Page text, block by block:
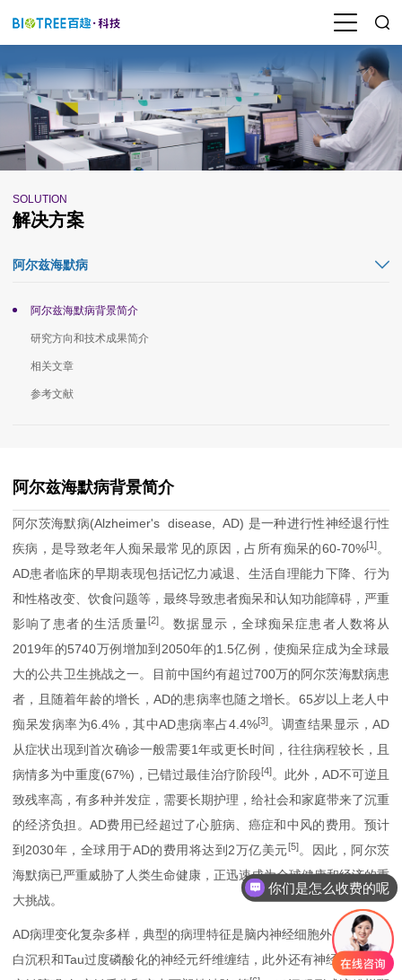
SOLUTION
解决方案
阿尔兹海默病
阿尔兹海默病背景简介
研究方向和技术成果简介
相关文章
参考文献
阿尔兹海默病背景简介
阿尔茨海默病(Alzheimer's disease, AD) 是一种进行性神经退行性
疾病，是导致老年人痴呆最常见的原因，占所有痴呆的60-70%[1]。
AD患者临床的早期表现包括记忆力减退、生活自理能力下降、行为
和性格改变、饮食问题等，最终导致患者痴呆和认知功能障碍，严重
影响了患者的生活质量[2]。数据显示，全球痴呆症患者人数将从
2019年的5740万例增加到2050年的1.5亿例，使痴呆症成为全球最
大的公共卫生挑战之一。目前中国约有超过700万的阿尔茨海默病患
者，且随着年龄的增长，AD的患病率也随之增长。65岁以上老人中
痴呆发病率为6.4%，其中AD患病率占4.4%[3]。调查结果显示，AD
从症状出现到首次确诊一般需要1年或更长时间，往往病程较长，且
病情多为中重度(67%)，已错过最佳治疗阶段[4]。此外，AD不可逆且
致残率高，有多种并发症，需要长期护理，给社会和家庭带来了沉重
的经济负担。AD费用已经超过了心脏病、癌症和中风的费用。预计
到2030年，全球用于AD的费用将达到2万亿美元[5]。因此，阿尔茨
海默病已严重威胁了人类生命健康，正迅速成为全球健康和经济的重
大挑战。
AD病理变化复杂多样，典型的病理特征是脑内神经细胞外β淀粉样蛋
白沉积和Tau过度磷酸化的神经元纤维缠结，此外还有神经元丢失、
你们是怎么收费的呢